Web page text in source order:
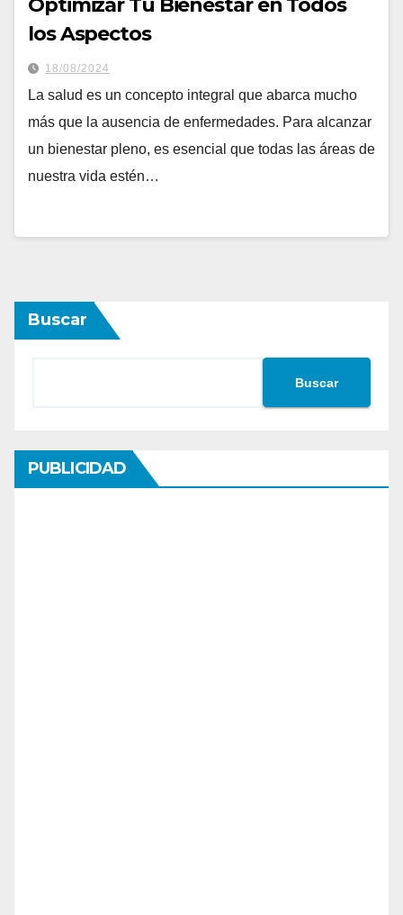
Optimizar Tu Bienestar en Todos
los Aspectos
18/08/2024
La salud es un concepto integral que abarca mucho
más que la ausencia de enfermedades. Para alcanzar
un bienestar pleno, es esencial que todas las áreas de
nuestra vida estén…
Buscar
Buscar
PUBLICIDAD